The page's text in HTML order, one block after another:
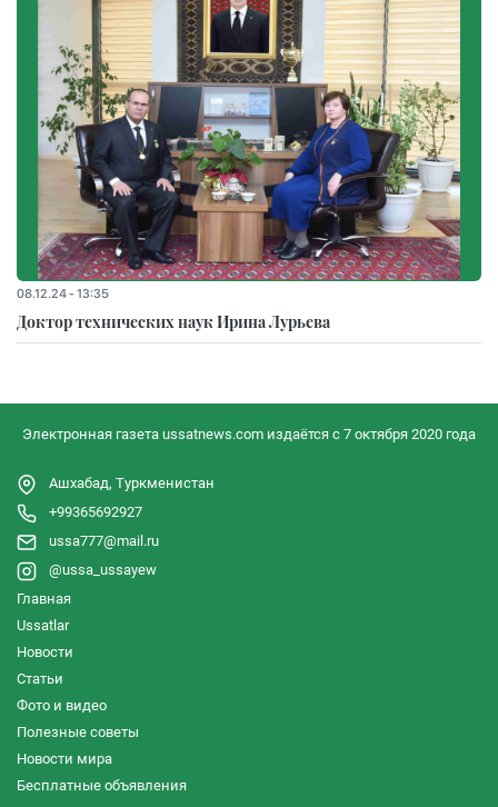
08.12.24 - 13:35
Доктор технических наук Ирина Лурьева
Электронная газета ussatnews.com издаётся с 7 октября 2020 года
Ашхабад, Туркменистан
+99365692927
ussa777@mail.ru
@ussa_ussayew
Главная
Ussatlar
Новости
Статьи
Фото и видео
Полезные советы
Новости мира
Бесплатные объявления